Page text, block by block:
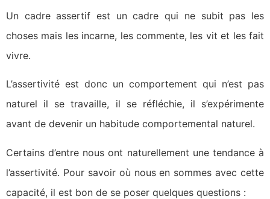
Un cadre assertif est un cadre qui ne subit pas les
choses mais les incarne, les commente, les vit et les fait
vivre.
L’assertivité est donc un comportement qui n’est pas
naturel il se travaille, il se réfléchie, il s’expérimente
avant de devenir un habitude comportemental naturel.
Certains d’entre nous ont naturellement une tendance à
l’assertivité. Pour savoir où nous en sommes avec cette
capacité, il est bon de se poser quelques questions :